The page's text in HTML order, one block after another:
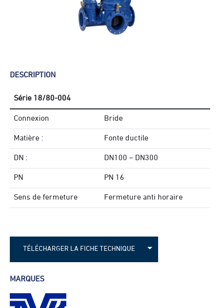
DESCRIPTION
Série 18/80-004
Connexion Bride
Matière : Fonte ductile
DN : DN100 – DN300
PN PN 16
Sens de fermeture Fermeture anti horaire
TÉLÉCHARGER LA FICHE TECHNIQUE
MARQUES